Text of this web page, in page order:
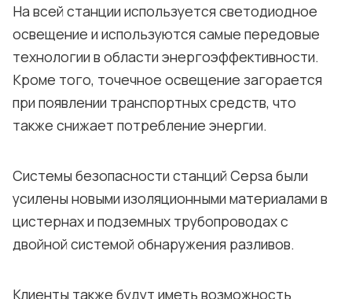
На всей станции используется светодиодное
освещение и используются самые передовые
технологии в области энергоэффективности.
Кроме того, точечное освещение загорается
при появлении транспортных средств, что
также снижает потребление энергии.
Системы безопасности станций Cepsa были
усилены новыми изоляционными материалами в
цистернах и подземных трубопроводах с
двойной системой обнаружения разливов.
Клиенты также будут иметь возможность